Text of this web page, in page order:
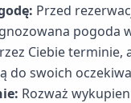
Przed
pogoda
Ciebie terminie,
do swoich
Rozważ